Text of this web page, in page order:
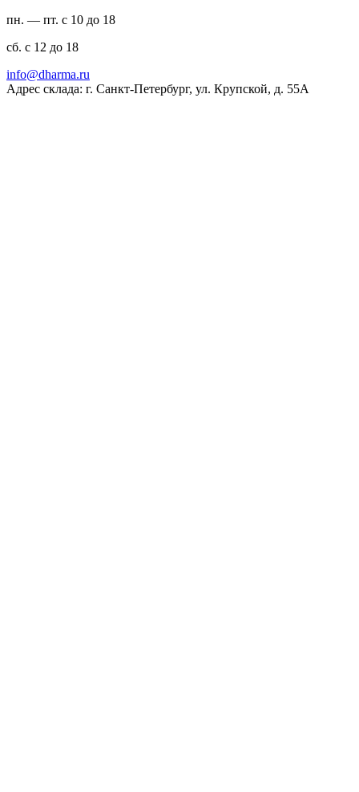
пн. — пт. с 10 до 18
сб. с 12 до 18
ur.amrahd@ofni
Адрес склада: г. Санкт-Петербург, ул. Крупской, д. 55А